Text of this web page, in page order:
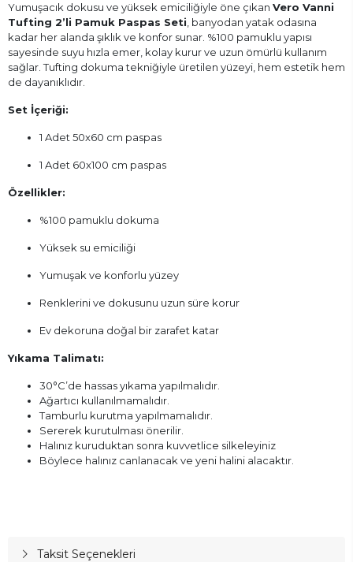
Yumuşacık dokusu ve yüksek emiciliğiyle öne çıkan Vero Vanni
Tufting 2’li Pamuk Paspas Seti, banyodan yatak odasına
kadar her alanda şıklık ve konfor sunar. %100 pamuklu yapısı
sayesinde suyu hızla emer, kolay kurur ve uzun ömürlü kullanım
sağlar. Tufting dokuma tekniğiyle üretilen yüzeyi, hem estetik hem
de dayanıklıdır.
Set İçeriği:
1 Adet 50x60 cm paspas
1 Adet 60x100 cm paspas
Özellikler:
%100 pamuklu dokuma
Yüksek su emiciliği
Yumuşak ve konforlu yüzey
Renklerini ve dokusunu uzun süre korur
Ev dekoruna doğal bir zarafet katar
Yıkama Talimatı:
30°C’de hassas yıkama yapılmalıdır.
Ağartıcı kullanılmamalıdır.
Tamburlu kurutma yapılmamalıdır.
Sererek kurutulması önerilir.
Halınız kuruduktan sonra kuvvetlice silkeleyiniz
Böylece halınız canlanacak ve yeni halini alacaktır.
Taksit Seçenekleri